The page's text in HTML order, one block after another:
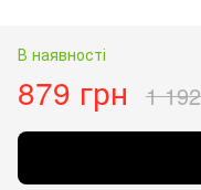
В наявності
879 грн 1